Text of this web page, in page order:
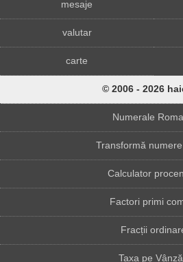
mesaje
valutar
carte
© 2006 - 2026
Numerale
Transformă
Calculator
Factori primi
Fracții
Taxa pe